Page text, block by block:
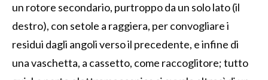
un rotore secondario, purtroppo da un solo lato (il
destro), con setole a raggiera, per convogliare i
residui dagli angoli verso il precedente, e infine di
una vaschetta, a cassetto, come raccoglitore; tutto